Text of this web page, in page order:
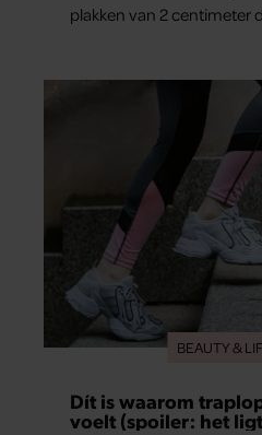
plakken van 2 centimeter
BEAUTY &
Dít is waarom
voelt (spoiler: het